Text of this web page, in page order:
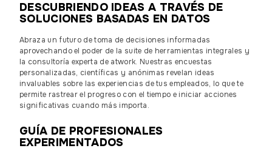
DESCUBRIENDO IDEAS A TRAVÉS DE
SOLUCIONES BASADAS EN DATOS
Abraza un futuro de toma de decisiones informadas
aprovechando el poder de la suite de herramientas integrales y
la consultoría experta de atwork. Nuestras encuestas
personalizadas, científicas y anónimas revelan ideas
invaluables sobre las experiencias de tus empleados, lo que te
permite rastrear el progreso con el tiempo e iniciar acciones
significativas cuando más importa.
GUÍA DE PROFESIONALES
EXPERIMENTADOS